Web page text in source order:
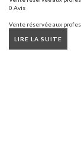
0 Avis
Vente réservée aux
LIRE LA SUITE